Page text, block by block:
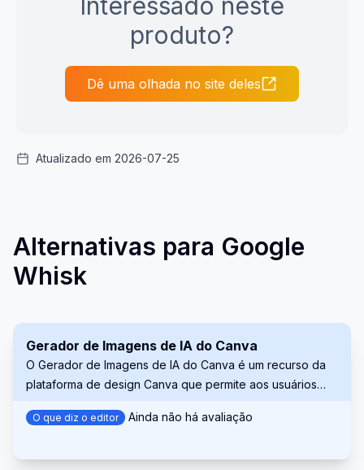
produto?
Dê uma olhada no site deles
Atualizado em 2026-07-25
Alternativas para Google
Whisk
Gerador de Imagens de IA do Canva
O Gerador de Imagens de IA do Canva é um recurso da
plataforma de design Canva que permite aos usuários
prompts de texto. Essa ferramenta otimiza o processo de
exclusivos de forma rápida e fácil para diversos projetos.
O que diz o editor Ainda não há avaliação